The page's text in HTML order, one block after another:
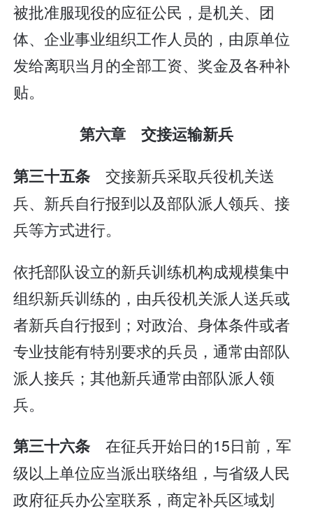
被批准服现役的应征公民，是机关、团
体、企业事业组织工作人员的，由原单位
发给离职当月的全部工资、奖金及各种补
贴。
第六章 交接运输新兵
第三十五条 交接新兵采取兵役机关送
兵、新兵自行报到以及部队派人领兵、接
兵等方式进行。
依托部队设立的新兵训练机构成规模集中
组织新兵训练的，由兵役机关派人送兵或
者新兵自行报到；对政治、身体条件或者
专业技能有特别要求的兵员，通常由部队
派人接兵；其他新兵通常由部队派人领
兵。
第三十六条 在征兵开始日的15日前，军
级以上单位应当派出联络组，与省级人民
政府征兵办公室联系，商定补兵区域划